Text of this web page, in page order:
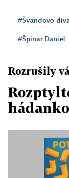
#Švandovo
#Špinar Daniel
Rozrušily